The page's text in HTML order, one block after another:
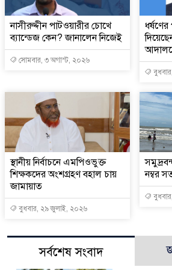
নাসীরুদ্দীন পাটওয়ারীর চোখে
ব্যান্ডেজ কেন? জানালেন নিজেই
সোমবার, ৩ অগাস্ট, ২০২৬
স্থানীয় নির্বাচনে এমপিওভুক্ত
শিক্ষকদের অংশগ্রহণ বহাল চায়
জামায়াত
বুধবার, ২৯ জুলাই, ২০২৬
নম্বর
সর্বশেষ সংবাদ